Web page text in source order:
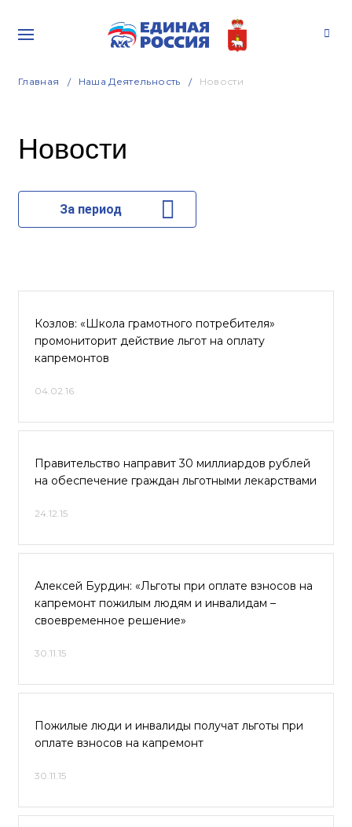
Главная Наша Деятельность Новости
Новости
За период
Козлов: «Школа грамотного потребителя»
промониторит действие льгот на оплату
капремонтов
04.02.16
Правительство направит 30 миллиардов рублей
на обеспечение граждан льготными лекарствами
24.12.15
Алексей Бурдин: «Льготы при оплате взносов на
капремонт пожилым людям и инвалидам –
своевременное решение»
30.11.15
Пожилые люди и инвалиды получат льготы при
оплате взносов на капремонт
30.11.15